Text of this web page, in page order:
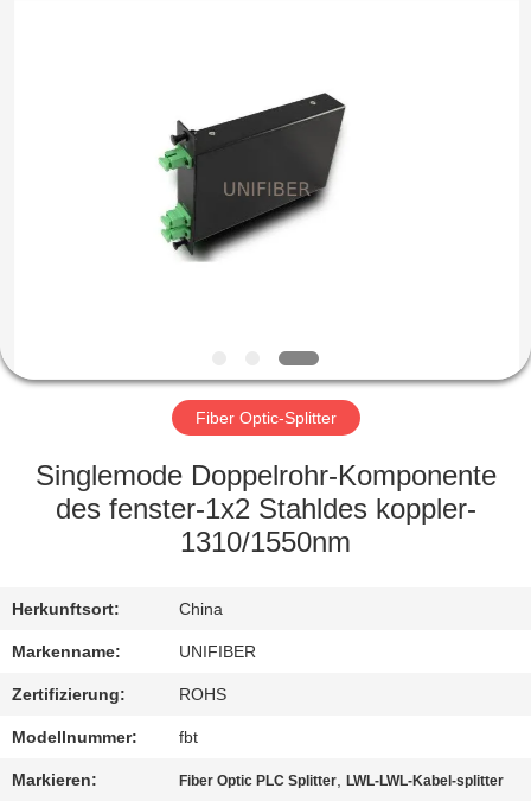
PRODUKTE
FABRIK-
QUALITÄTSKONTROLLE
SIE
MIT
UNS
IN
VERBINDUNG
Fiber Optic-Splitter
Singlemode Doppelrohr-Komponente
des fenster-1x2 Stahldes koppler-
1310/1550nm
Herkunftsort: China
Markenname: UNIFIBER
Zertifizierung: ROHS
Modellnummer: fbt
Markieren: Fiber Optic PLC Splitter,LWL-LWL-Kabel-splitter